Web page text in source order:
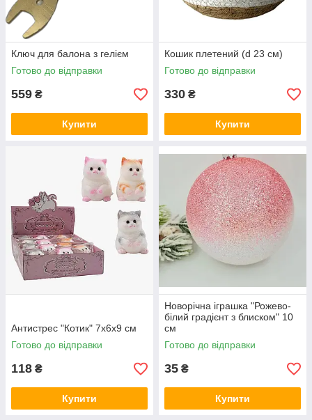
Ключ для балона з гелієм
Готово до відправки
559 ₴
Купити
Кошик плетений (d 23 см)
Готово до відправки
330 ₴
Купити
Антистрес "Котик" 7х6х9 см
Готово до відправки
118 ₴
Купити
Новорічна іграшка "Рожево-
білий градієнт з блиском" 10
см
Готово до відправки
35 ₴
Купити